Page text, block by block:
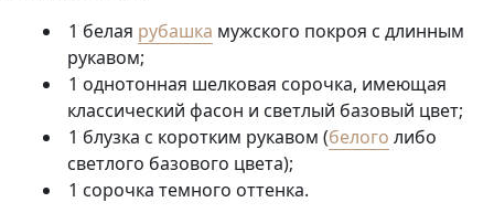
1 белая рубашка мужского покроя c длинным
рукавом;
1 однотонная шелковая сорочка, имеющая
классический фасон и светлый базовый цвет;
1 блузка с коротким рукавом (белого либо
светлого базового цвета);
1 сорочка темного оттенка.